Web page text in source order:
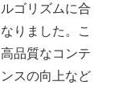
ゴリズムに合
りました。こ
品質なコンテ
スの向上など